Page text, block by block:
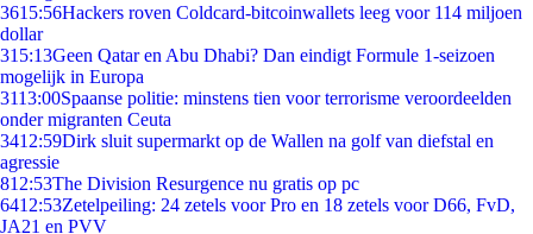
3615:56Hackers roven Coldcard-bitcoinwallets leeg voor 114 miljoen
dollar
315:13Geen Qatar en Abu Dhabi? Dan eindigt Formule 1-seizoen
mogelijk in Europa
3113:00Spaanse politie: minstens tien voor terrorisme veroordeelden
onder migranten Ceuta
3412:59Dirk sluit supermarkt op de Wallen na golf van diefstal en
agressie
812:53The Division Resurgence nu gratis op pc
6412:53Zetelpeiling: 24 zetels voor Pro en 18 zetels voor D66, FvD,
JA21 en PVV